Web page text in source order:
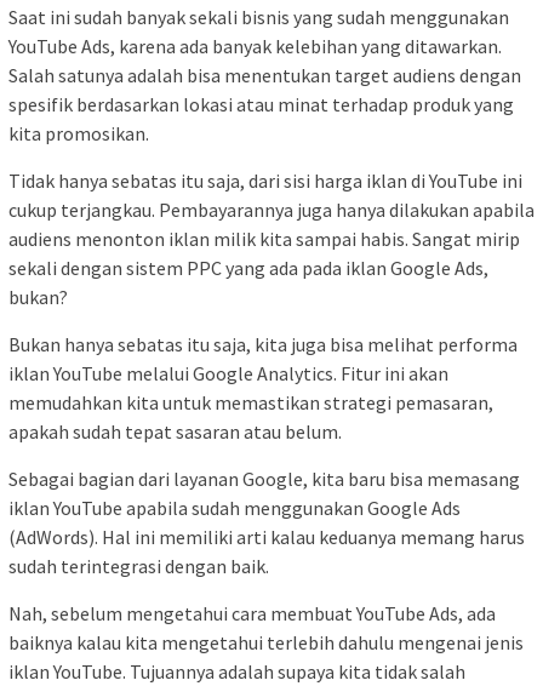
Saat ini sudah banyak sekali bisnis yang sudah menggunakan
YouTube Ads, karena ada banyak kelebihan yang ditawarkan.
Salah satunya adalah bisa menentukan target audiens dengan
spesifik berdasarkan lokasi atau minat terhadap produk yang
kita promosikan.
Tidak hanya sebatas itu saja, dari sisi harga iklan di YouTube ini
cukup terjangkau. Pembayarannya juga hanya dilakukan apabila
audiens menonton iklan milik kita sampai habis. Sangat mirip
sekali dengan sistem PPC yang ada pada iklan Google Ads,
bukan?
Bukan hanya sebatas itu saja, kita juga bisa melihat performa
iklan YouTube melalui Google Analytics. Fitur ini akan
memudahkan kita untuk memastikan strategi pemasaran,
apakah sudah tepat sasaran atau belum.
Sebagai bagian dari layanan Google, kita baru bisa memasang
iklan YouTube apabila sudah menggunakan Google Ads
(AdWords). Hal ini memiliki arti kalau keduanya memang harus
sudah terintegrasi dengan baik.
Nah, sebelum mengetahui cara membuat YouTube Ads, ada
baiknya kalau kita mengetahui terlebih dahulu mengenai jenis
iklan YouTube. Tujuannya adalah supaya kita tidak salah